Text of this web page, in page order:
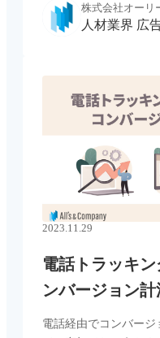
談、成約といった後
も、面談につながら
株式会社オーリ
人材業界 広
2023.11.29
電話トラッキ
ンバージョン
電話経由でコンバー